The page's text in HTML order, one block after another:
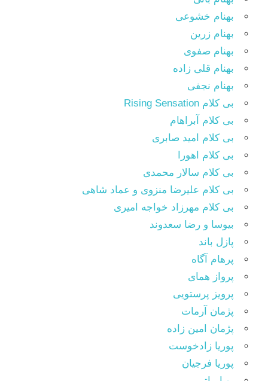
بهنام خشوعی
بهنام زرین
بهنام صفوی
بهنام قلی زاده
بهنام نجفی
بی کلام Rising Sensation
بی کلام آبراهام
بی کلام امید صابری
بی کلام اهورا
بی کلام سالار محمدی
بی کلام علیرضا منزوی و عماد شاهی
بی کلام مهرزاد خواجه امیری
بیوسا و رضا سعدوند
پازل باند
پرهام آگاه
پرواز همای
پرویز پرستویی
پژمان آرمات
پژمان امین زاده
پوریا زادخوست
پوریا فرجیان